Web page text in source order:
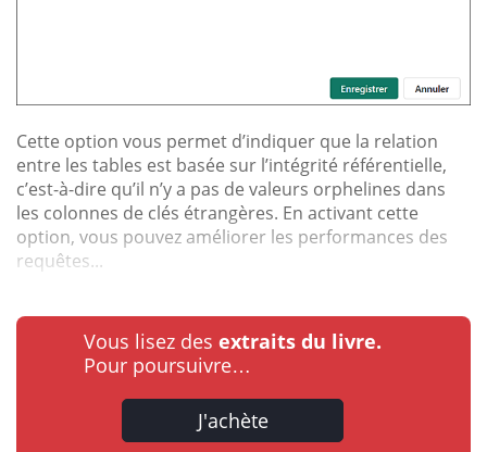
Cette option vous permet d’indiquer que la relation
entre les tables est basée sur l’intégrité référentielle,
c’est-à-dire qu’il n’y a pas de valeurs orphelines dans
les colonnes de clés étrangères. En activant cette
option, vous pouvez améliorer les performances des
requêtes...
Vous lisez des extraits du livre.
Pour poursuivre…
J'achète